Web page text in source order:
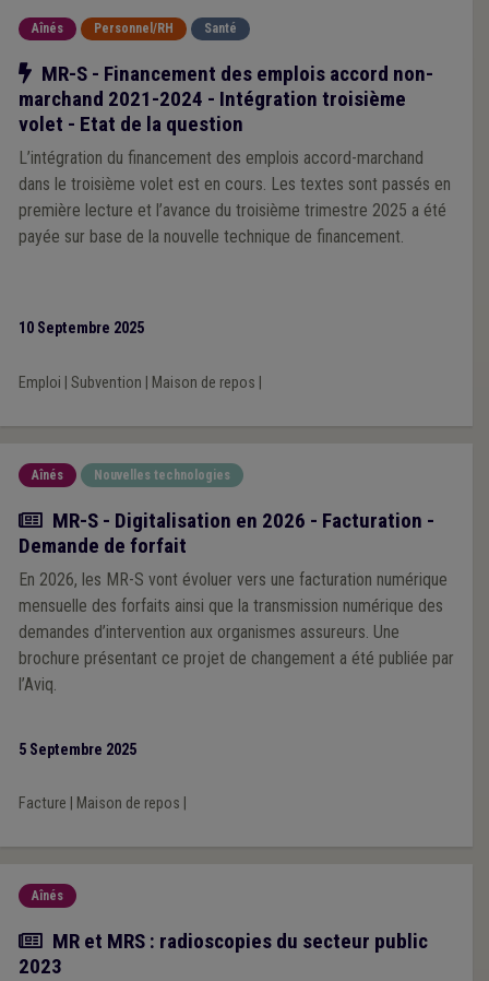
Aînés Personnel/RH Santé
Notre action
MR-S - Financement des emplois accord non-
marchand 2021-2024 - Intégration troisième
volet - Etat de la question
L’intégration du financement des emplois accord-marchand
dans le troisième volet est en cours. Les textes sont passés en
première lecture et l’avance du troisième trimestre 2025 a été
payée sur base de la nouvelle technique de financement.
10 Septembre 2025
Emploi Subvention Maison de repos
Aînés Nouvelles technologies
Actualité
MR-S - Digitalisation en 2026 - Facturation -
Demande de forfait
En 2026, les MR-S vont évoluer vers une facturation numérique
mensuelle des forfaits ainsi que la transmission numérique des
demandes d’intervention aux organismes assureurs. Une
brochure présentant ce projet de changement a été publiée par
l’Aviq.
5 Septembre 2025
Facture Maison de repos
Aînés
Actualité
MR et MRS : radioscopies du secteur public
2023